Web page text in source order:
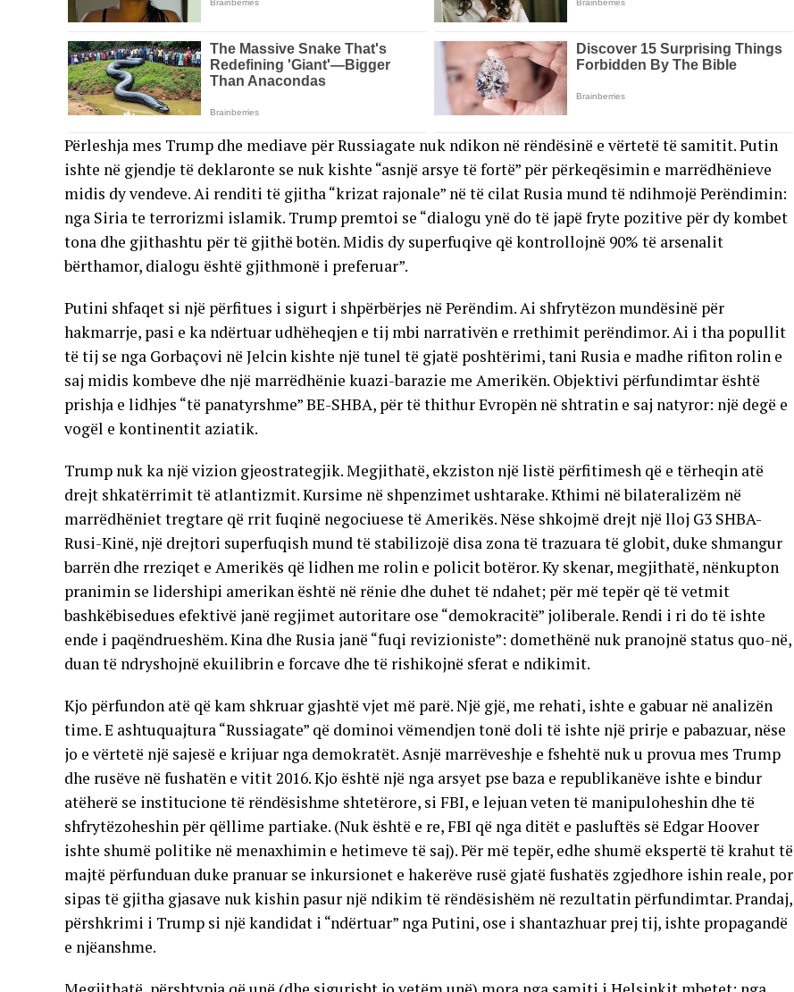
Përleshja mes Trump dhe mediave për Russiagate nuk ndikon në rëndësinë e vërtetë të samitit. Putin
ishte në gjendje të deklaronte se nuk kishte “asnjë arsye të fortë” për përkeqësimin e marrëdhënieve
midis dy vendeve. Ai renditi të gjitha “krizat rajonale” në të cilat Rusia mund të ndihmojë Perëndimin:
nga Siria te terrorizmi islamik. Trump premtoi se “dialogu ynë do të japë fryte pozitive për dy kombet
tona dhe gjithashtu për të gjithë botën. Midis dy superfuqive që kontrollojnë 90% të arsenalit
bërthamor, dialogu është gjithmonë i preferuar”.
Putini shfaqet si një përfitues i sigurt i shpërbërjes në Perëndim. Ai shfrytëzon mundësinë për
hakmarrje, pasi e ka ndërtuar udhëheqjen e tij mbi narrativën e rrethimit perëndimor. Ai i tha popullit
të tij se nga Gorbaçovi në Jelcin kishte një tunel të gjatë poshtërimi, tani Rusia e madhe rifiton rolin e
saj midis kombeve dhe një marrëdhënie kuazi-barazie me Amerikën. Objektivi përfundimtar është
prishja e lidhjes “të panatyrshme” BE-SHBA, për të thithur Evropën në shtratin e saj natyror: një degë e
vogël e kontinentit aziatik.
Trump nuk ka një vizion gjeostrategjik. Megjithatë, ekziston një listë përfitimesh që e tërheqin atë
drejt shkatërrimit të atlantizmit. Kursime në shpenzimet ushtarake. Kthimi në bilateralizëm në
marrëdhëniet tregtare që rrit fuqinë negociuese të Amerikës. Nëse shkojmë drejt një lloj G3 SHBA-
Rusi-Kinë, një drejtori superfuqish mund të stabilizojë disa zona të trazuara të globit, duke shmangur
barrën dhe rreziqet e Amerikës që lidhen me rolin e policit botëror. Ky skenar, megjithatë, nënkupton
pranimin se lidershipi amerikan është në rënie dhe duhet të ndahet; për më tepër që të vetmit
bashkëbisedues efektivë janë regjimet autoritare ose “demokracitë” joliberale. Rendi i ri do të ishte
ende i paqëndrueshëm. Kina dhe Rusia janë “fuqi revizioniste”: domethënë nuk pranojnë status quo-në,
duan të ndryshojnë ekuilibrin e forcave dhe të rishikojnë sferat e ndikimit.
Kjo përfundon atë që kam shkruar gjashtë vjet më parë. Një gjë, me rehati, ishte e gabuar në analizën
time. E ashtuquajtura “Russiagate” që dominoi vëmendjen tonë doli të ishte një prirje e pabazuar, nëse
jo e vërtetë një sajesë e krijuar nga demokratët. Asnjë marrëveshje e fshehtë nuk u provua mes Trump
dhe rusëve në fushatën e vitit 2016. Kjo është një nga arsyet pse baza e republikanëve ishte e bindur
atëherë se institucione të rëndësishme shtetërore, si FBI, e lejuan veten të manipuloheshin dhe të
shfrytëzoheshin për qëllime partiake. (Nuk është e re, FBI që nga ditët e pasluftës së Edgar Hoover
ishte shumë politike në menaxhimin e hetimeve të saj). Për më tepër, edhe shumë ekspertë të krahut të
majtë përfunduan duke pranuar se inkursionet e hakerëve rusë gjatë fushatës zgjedhore ishin reale, por
sipas të gjitha gjasave nuk kishin pasur një ndikim të rëndësishëm në rezultatin përfundimtar. Prandaj,
përshkrimi i Trump si një kandidat i “ndërtuar” nga Putini, ose i shantazhuar prej tij, ishte propagandë
e njëanshme.